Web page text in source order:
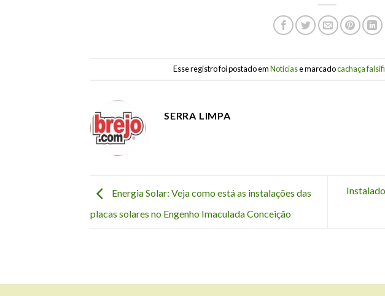
Esse registro foi postado emNotíciase marcadocachaça
SERRA LIMPA
Energia Solar: Veja como está as instalações das
placas solares no Engenho Imaculada Conceição